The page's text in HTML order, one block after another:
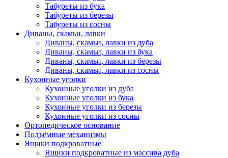
Табуреты из бука
Табуреты из березы
Табуреты из сосны
Диваны, скамьи, лавки
Диваны, скамьи, лавки из дуба
Диваны, скамьи, лавки из бука
Диваны, скамьи, лавки из березы
Диваны, скамьи, лавки из сосны
Кухонные уголки
Кухонные уголки из дуба
Кухонные уголки из бука
Кухонные уголки из березы
Кухонные уголки из сосны
Ортопедическое основание
Подъёмные механизмы
Ящики подкроватные
Ящики подкроватные из массива дуба